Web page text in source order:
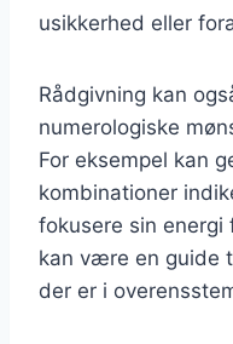
usikkerhed eller
Rådgivning kan
numerologiske
For eksempel kan
kombinationer
fokusere sin energi
kan være en guide
der er i